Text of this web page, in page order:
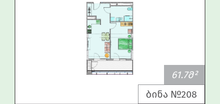
61.7Მ²
ბინა №208